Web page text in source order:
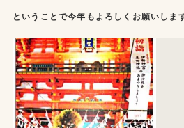
ということで今年もよろしくお願いし